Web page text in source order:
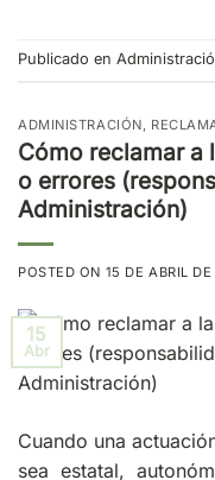
Publicado en
ADMINISTRACIÓN
Cómo reclamar a
o errores
Administración)
POSTED ON 15 DE ABRIL
15
Abr
Cuando una
sea estatal,